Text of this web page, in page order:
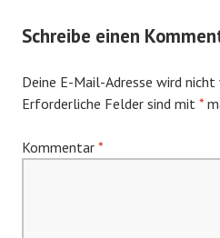
Schreibe einen
Deine E-Mail-Adresse wird
Erforderliche Felder sind mit *
Kommentar *